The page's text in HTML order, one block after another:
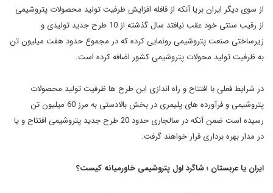
از سوی دیگر ایران بریا آنکه از قافله افزایش ظرفیت تولید محصولات پتروشیمی
از رقیب سنتی خود عقب نیافتد سال گذشته از 10 طرح جدید تولیدی و
زیرساختی صنعت پتروشیمی رونمایی کرده که در مجموع حدود هفت میلیون تن
به ظرفیت تولید محولات پتروشیمی کشور اضافه کرده است.
در شرایط فعلی با افتتاح و راه اندازی این طرح ها ظرفیت تولید محصولات
پتروشیمی و فرآورده های پلیمری در بخش بالادستی به مرز 60 میلیون تن
رسیده است ضمن آنکه در سالجاری حدود 20 طرح جدید پتروشیمی افتتاح و یا
در مدار بهره برداری قرار خواهند گرفت.
ایران یا عربستان ؛ شاگرد اول پتروشیمی خاورمیانه کیست؟